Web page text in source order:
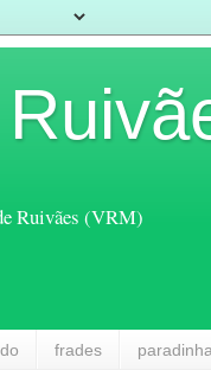
Ruivães (VRM)
frades